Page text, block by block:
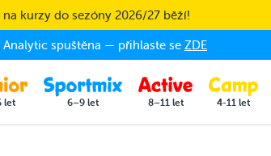
na kurzy do sezóny 2026/27 běží!
Analytic spuštěna — přihlaste se ZDE
let 6–9 let 8–11 let 4-11 let